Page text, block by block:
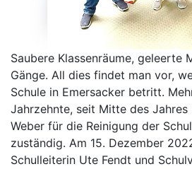
Saubere Klassenräume, geleerte
Gänge. All dies findet man vor,
Schule in Emersacker betritt.
Jahrzehnte, seit Mitte des Jahres
Weber für die Reinigung der
zuständig. Am 15. Dezember
Schulleiterin Ute Fendt und